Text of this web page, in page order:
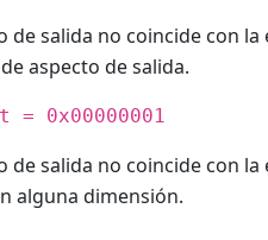
de salida no coincide con
aspecto de salida.
= 0x00000001
de salida no coincide con
alguna dimensión.